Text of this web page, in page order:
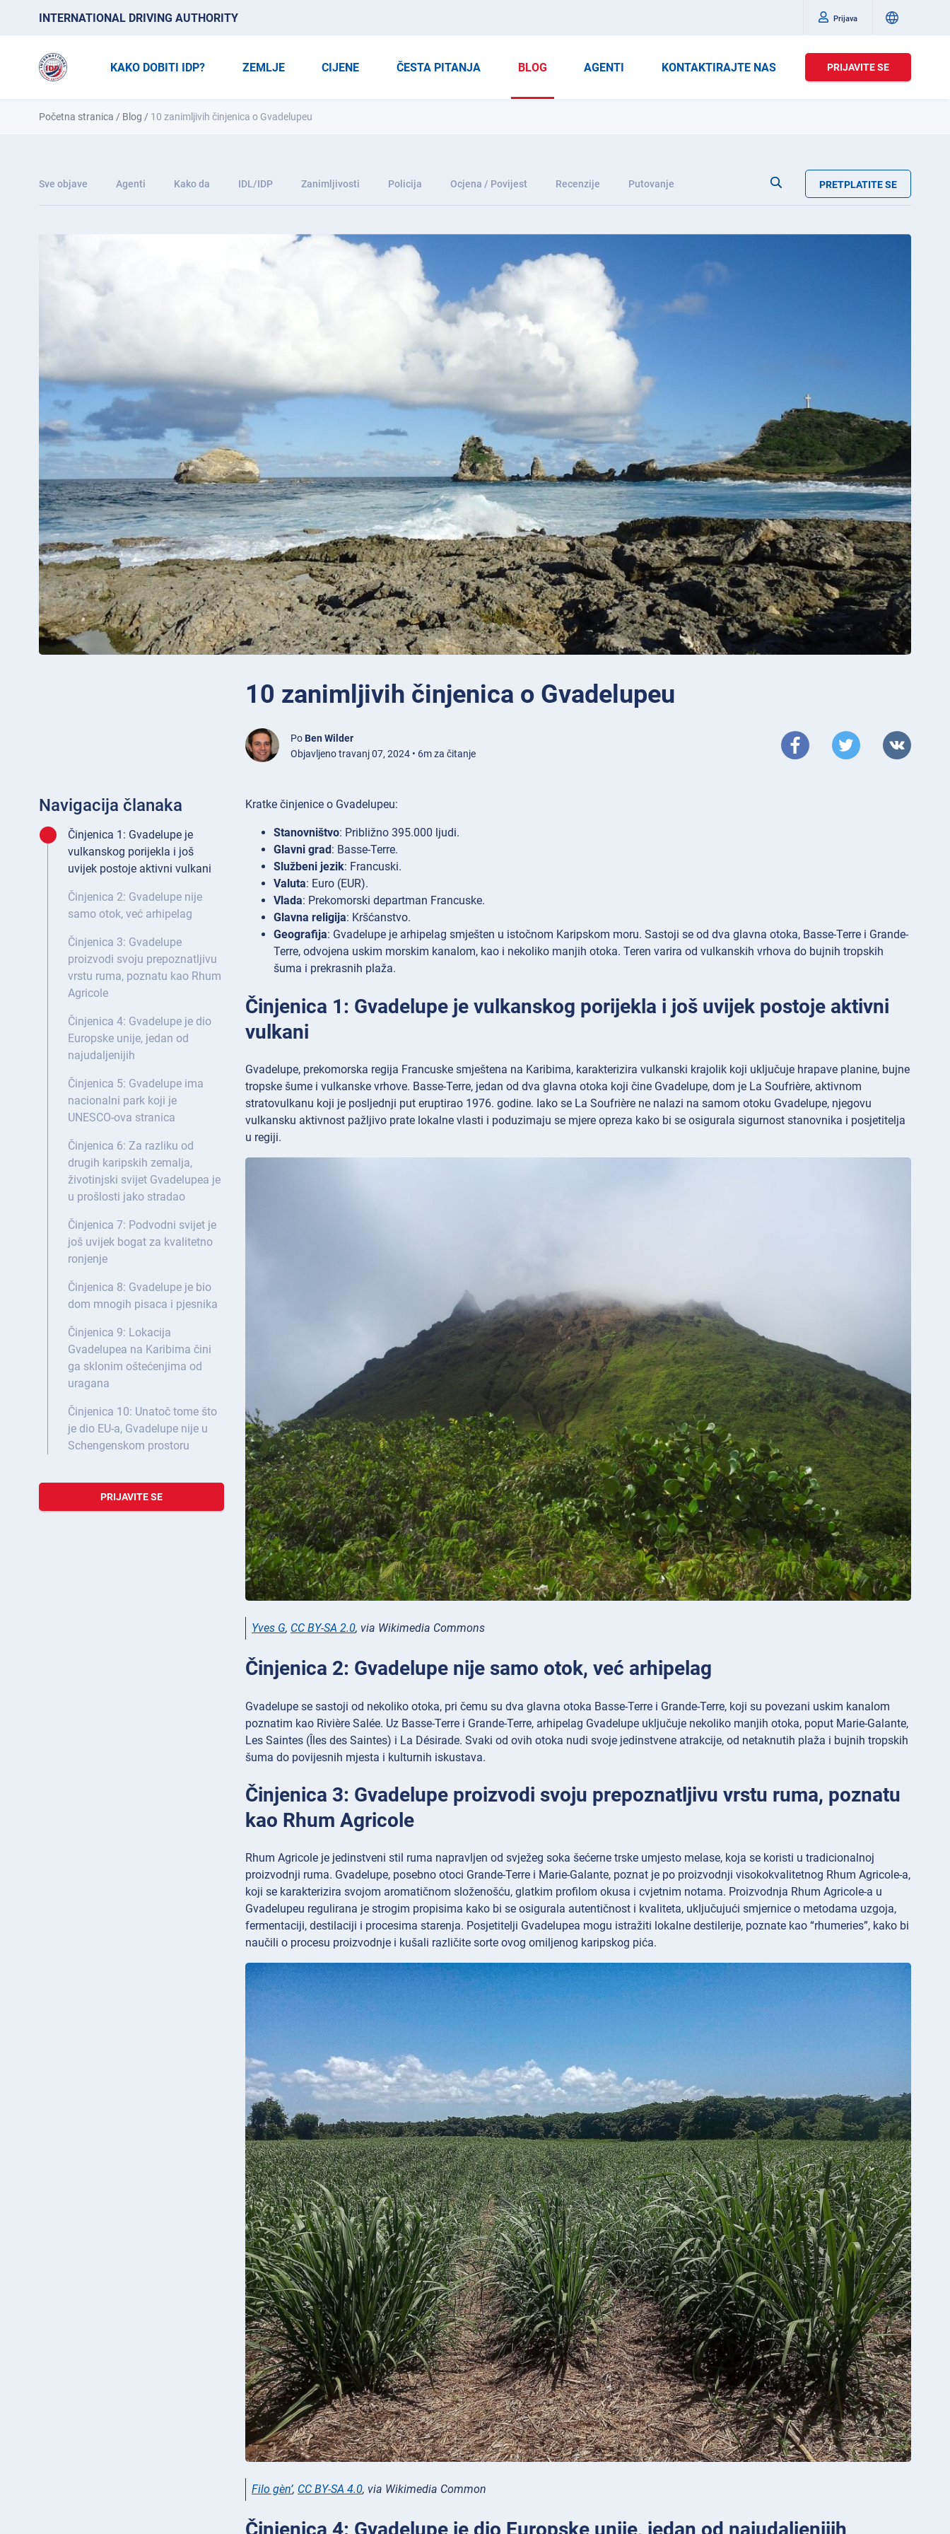
INTERNATIONAL DRIVING AUTHORITY Prijava
KAKO DOBITI IDP? ZEMLJE CIJENE ČESTA PITANJA BLOG AGENTI KONTAKTIRAJTE NAS PRIJAVITE SE
Početna stranica / Blog / 10 zanimljivih činjenica o Gvadelupeu
Sve objave Agenti Kako da IDL/IDP Zanimljivosti Policija Ocjena / Povijest Recenzije Putovanje PRETPLATITE SE
10 zanimljivih činjenica o Gvadelupeu
Po Ben Wilder
Objavljeno travanj 07, 2024 • 6m za čitanje
Navigacija članaka
Činjenica 1: Gvadelupe je
vulkanskog porijekla i još
uvijek postoje aktivni vulkani
Činjenica 2: Gvadelupe nije
samo otok, već arhipelag
Činjenica 3: Gvadelupe
proizvodi svoju prepoznatljivu
vrstu ruma, poznatu kao Rhum
Agricole
Činjenica 4: Gvadelupe je dio
Europske unije, jedan od
najudaljenijih
Činjenica 5: Gvadelupe ima
nacionalni park koji je
UNESCO-ova stranica
Činjenica 6: Za razliku od
drugih karipskih zemalja,
životinjski svijet Gvadelupea je
u prošlosti jako stradao
Činjenica 7: Podvodni svijet je
još uvijek bogat za kvalitetno
ronjenje
Činjenica 8: Gvadelupe je bio
dom mnogih pisaca i pjesnika
Činjenica 9: Lokacija
Gvadelupea na Karibima čini
ga sklonim oštećenjima od
uragana
Činjenica 10: Unatoč tome što
je dio EU-a, Gvadelupe nije u
Schengenskom prostoru
PRIJAVITE SE
Kratke činjenice o Gvadelupeu:
Stanovništvo: Približno 395.000 ljudi.
Glavni grad : Basse-Terre.
Službeni jezik: Francuski.
Valuta: Euro (EUR).
Vlada: Prekomorski departman Francuske.
Glavna religija: Kršćanstvo.
Geografija: Gvadelupe je arhipelag smješten u istočnom Karipskom moru. Sastoji se od dva glavna otoka, Basse-Terre i Grande-
Terre, odvojena uskim morskim kanalom, kao i nekoliko manjih otoka. Teren varira od vulkanskih vrhova do bujnih tropskih
šuma i prekrasnih plaža.
Činjenica 1: Gvadelupe je vulkanskog porijekla i još uvijek postoje aktivni
vulkani
Gvadelupe, prekomorska regija Francuske smještena na Karibima, karakterizira vulkanski krajolik koji uključuje hrapave planine, bujne
tropske šume i vulkanske vrhove. Basse-Terre, jedan od dva glavna otoka koji čine Gvadelupe, dom je La Soufrière, aktivnom
stratovulkanu koji je posljednji put eruptirao 1976. godine. Iako se La Soufrière ne nalazi na samom otoku Gvadelupe, njegovu
vulkansku aktivnost pažljivo prate lokalne vlasti i poduzimaju se mjere opreza kako bi se osigurala sigurnost stanovnika i posjetitelja
u regiji.
Yves G, CC BY-SA 2.0, via Wikimedia Commons
Činjenica 2: Gvadelupe nije samo otok, već arhipelag
Gvadelupe se sastoji od nekoliko otoka, pri čemu su dva glavna otoka Basse-Terre i Grande-Terre, koji su povezani uskim kanalom
poznatim kao Rivière Salée. Uz Basse-Terre i Grande-Terre, arhipelag Gvadelupe uključuje nekoliko manjih otoka, poput Marie-Galante,
Les Saintes (Îles des Saintes) i La Désirade. Svaki od ovih otoka nudi svoje jedinstvene atrakcije, od netaknutih plaža i bujnih tropskih
šuma do povijesnih mjesta i kulturnih iskustava.
Činjenica 3: Gvadelupe proizvodi svoju prepoznatljivu vrstu ruma, poznatu
kao Rhum Agricole
Rhum Agricole je jedinstveni stil ruma napravljen od svježeg soka šećerne trske umjesto melase, koja se koristi u tradicionalnoj
proizvodnji ruma. Gvadelupe, posebno otoci Grande-Terre i Marie-Galante, poznat je po proizvodnji visokokvalitetnog Rhum Agricole-a,
koji se karakterizira svojom aromatičnom složenošću, glatkim profilom okusa i cvjetnim notama. Proizvodnja Rhum Agricole-a u
Gvadelupeu regulirana je strogim propisima kako bi se osigurala autentičnost i kvaliteta, uključujući smjernice o metodama uzgoja,
fermentaciji, destilaciji i procesima starenja. Posjetitelji Gvadelupea mogu istražiti lokalne destilerije, poznate kao “rhumeries”, kako bi
naučili o procesu proizvodnje i kušali različite sorte ovog omiljenog karipskog pića.
Filo gèn’, CC BY-SA 4.0, via Wikimedia Common
Činjenica 4: Gvadelupe je dio Europske unije, jedan od najudaljenijih